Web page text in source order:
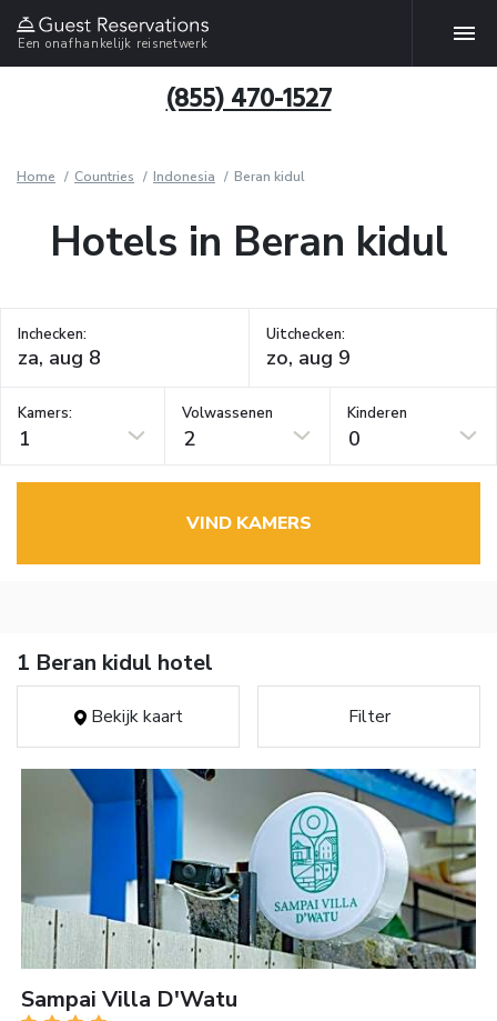
Een onafhankelijk reisnetwerk
(855) 470-1527
Home Countries Indonesia Beran kidul
Hotels in Beran kidul
Inchecken: Uitchecken:
Kamers:
1
Volwassenen
2
Kinderen
0
VIND KAMERS
1 Beran kidul hotel
Bekijk kaart Filter
Sampai Villa D'Watu